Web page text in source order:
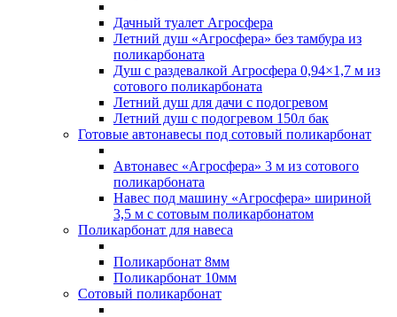
Дачный туалет Агросфера
Летний душ «Агросфера» без тамбура из
поликарбоната
Душ с раздевалкой Агросфера 0,94×1,7 м из
сотового поликарбоната
Летний душ для дачи с подогревом
Летний душ с подогревом 150л бак
Готовые автонавесы под сотовый поликарбонат
Автонавес «Агросфера» 3 м из сотового
поликарбоната
Навес под машину «Агросфера» шириной
3,5 м с сотовым поликарбонатом
Поликарбонат для навеса
Поликарбонат 8мм
Поликарбонат 10мм
Сотовый поликарбонат